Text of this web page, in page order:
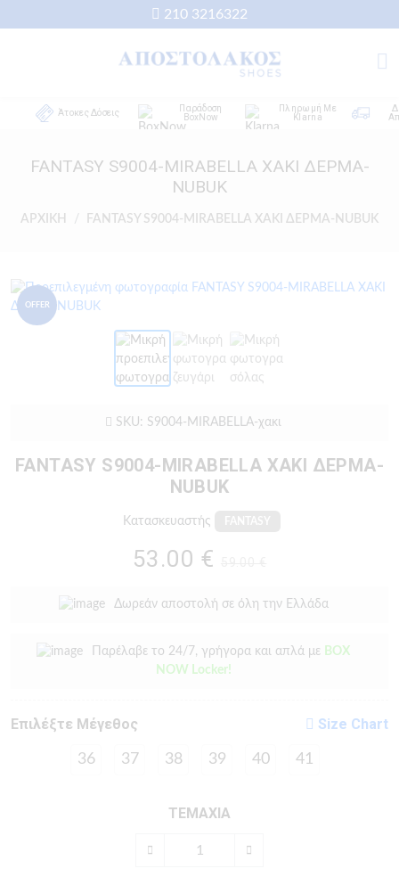
210 3216322
Άτοκες Δόσεις
Παράδοση
BoxNow
Πληρωμή Με
Klarna
FANTASY S9004-MIRABELLA ΧΑΚΙ ΔΕΡΜΑ-
NUBUK
ΑΡΧΙΚΗ FANTASY S9004-MIRABELLA ΧΑΚΙ ΔΕΡΜΑ-NUBUK
OFFER
SKU: S9004-MIRABELLA-χακι
FANTASY S9004-MIRABELLA ΧΑΚΙ ΔΕΡΜΑ-
NUBUK
Κατασκευαστής
53.00 €
Δωρεάν αποστολή σε όλη την Ελλάδα
Παρέλαβε το 24/7, γρήγορα και απλά με BOX
NOW Locker!
Eπιλέξτε Μέγεθος Size Chart
36 37 38 39 40 41
ΤΕΜΑΧΙΑ